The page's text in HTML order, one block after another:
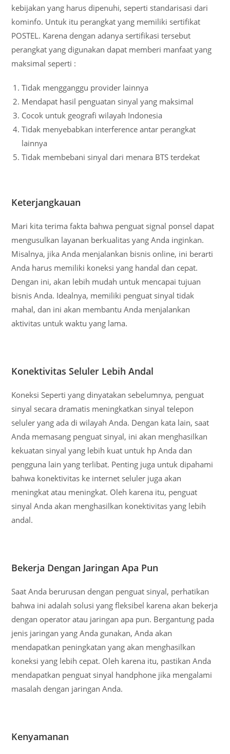
kebijakan yang harus dipenuhi, seperti standarisasi dari
kominfo. Untuk itu perangkat yang memiliki sertifikat
POSTEL. Karena dengan adanya sertifikasi tersebut
perangkat yang digunakan dapat memberi manfaat yang
maksimal seperti :
Tidak mengganggu provider lainnya
Mendapat hasil penguatan sinyal yang maksimal
Cocok untuk geografi wilayah Indonesia
Tidak menyebabkan interference antar perangkat
lainnya
Tidak membebani sinyal dari menara BTS terdekat
Keterjangkauan
Mari kita terima fakta bahwa penguat signal ponsel dapat
mengusulkan layanan berkualitas yang Anda inginkan.
Misalnya, jika Anda menjalankan bisnis online, ini berarti
Anda harus memiliki koneksi yang handal dan cepat.
Dengan ini, akan lebih mudah untuk mencapai tujuan
bisnis Anda. Idealnya, memiliki penguat sinyal tidak
mahal, dan ini akan membantu Anda menjalankan
aktivitas untuk waktu yang lama.
Konektivitas Seluler Lebih Andal
Koneksi Seperti yang dinyatakan sebelumnya, penguat
sinyal secara dramatis meningkatkan sinyal telepon
seluler yang ada di wilayah Anda. Dengan kata lain, saat
Anda memasang penguat sinyal, ini akan menghasilkan
kekuatan sinyal yang lebih kuat untuk hp Anda dan
pengguna lain yang terlibat. Penting juga untuk dipahami
bahwa konektivitas ke internet seluler juga akan
meningkat atau meningkat. Oleh karena itu, penguat
sinyal Anda akan menghasilkan konektivitas yang lebih
andal.
Bekerja Dengan Jaringan Apa Pun
Saat Anda berurusan dengan penguat sinyal, perhatikan
bahwa ini adalah solusi yang fleksibel karena akan bekerja
dengan operator atau jaringan apa pun. Bergantung pada
jenis jaringan yang Anda gunakan, Anda akan
mendapatkan peningkatan yang akan menghasilkan
koneksi yang lebih cepat. Oleh karena itu, pastikan Anda
mendapatkan penguat sinyal handphone jika mengalami
masalah dengan jaringan Anda.
Kenyamanan